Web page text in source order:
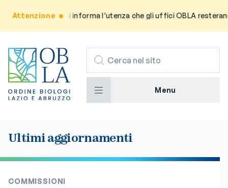
Attenzione
Avviso: Si informa l’utenza che gli uffici OBLA resteranno
CERCA
Menu
Ultimi aggiornamenti
COMMISSIONI